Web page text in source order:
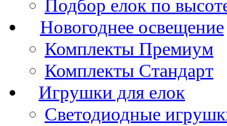
Подбор елок по
Новогоднее освещение
Комплекты Премиум
Комплекты Стандарт
Игрушки для елок
Светодиодные